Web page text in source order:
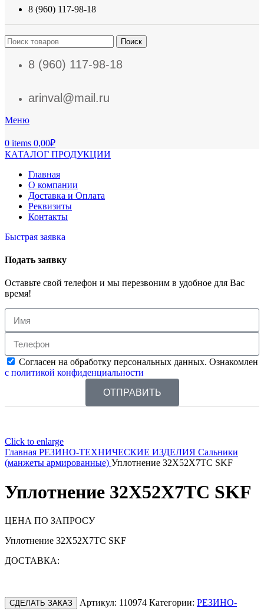
8 (960) 117-98-18
Поиск
8 (960) 117-98-18
arinval@mail.ru
Меню
0 items 0,00₽
КАТАЛОГ ПРОДУКЦИИ
Главная
О компании
Доставка и Оплата
Реквизиты
Контакты
Быстрая заявка
Подать заявку
Оставьте свой телефон и мы перезвоним в удобное для Вас
время!
Согласен на обработку персональных данных. Ознакомлен
с политикой конфиденциальности
ОТПРАВИТЬ
Click to enlarge
Главная РЕЗИНО-ТЕХНИЧЕСКИЕ ИЗДЕЛИЯ Сальники
(манжеты армированные) Уплотнение 32X52X7TC SKF
Уплотнение 32X52X7TC SKF
ЦЕНА ПО ЗАПРОСУ
Уплотнение 32X52X7TC SKF
ДОСТАВКА:
СДЕЛАТЬ ЗАКАЗ Артикул: 110974 Категории: РЕЗИНО-